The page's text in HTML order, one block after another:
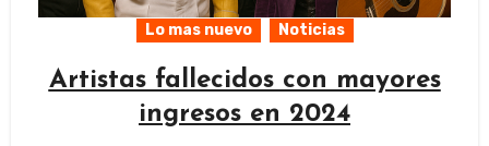
Lo mas nuevo Noticias
Artistas fallecidos con mayores
ingresos en 2024